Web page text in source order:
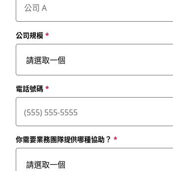
公司規模*
電話號碼*
你需要業務團隊提供哪種協助？ *